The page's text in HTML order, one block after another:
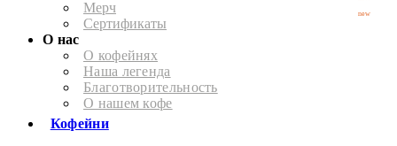
Мерч
Сертификаты
new
О нас
О кофейнях
Наша легенда
Благотворительность
О нашем кофе
Кофейни